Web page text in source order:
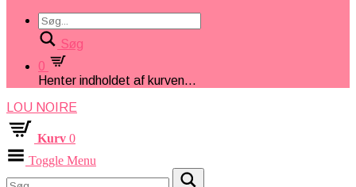
Søg
0
Henter indholdet af kurven...
LOU NOIRE
Kurv 0
Toggle Menu